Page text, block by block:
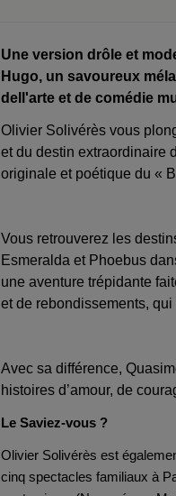
Une version drôle et
Hugo, un savoureux
dell'arte et de comédie
Olivier Solivérès vous
et du destin extraordinaire
originale et poétique du «
Vous retrouverez les
Esmeralda et Phoebus
une aventure trépidante
et de rebondissements,
Avec sa différence,
histoires d’amour, de
Le Saviez-vous ?
Olivier Solivérès est
cinq spectacles familiaux à